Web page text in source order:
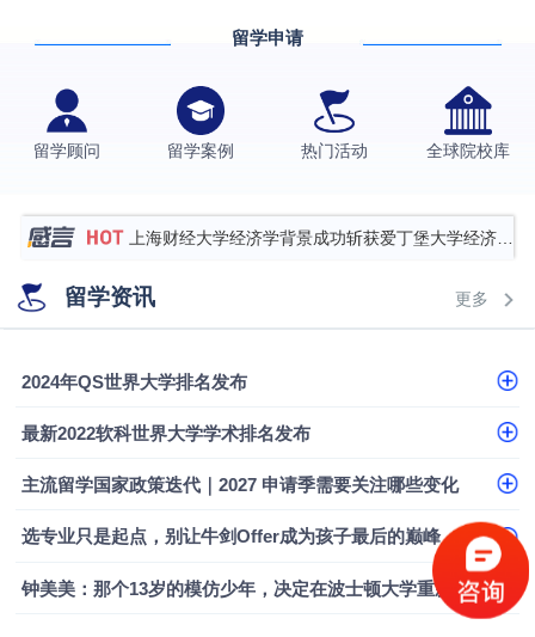
留学申请
留学顾问 留学案例 热门活动 全球院校库
格拉斯哥大学国际商务硕士录取案例
伯明翰大学数字媒体与创意产业硕士录取案例
Offer
上海财经大学经济学背景成功斩获爱丁堡大学经济学
硕士录取
数学背景的他，靠“供应链”故事敲开哥大、宾大之门
专科逆袭伦敦大学学院UCL录取案例解析
留学资讯 更多
2024年QS世界大学排名发布
最新2022软科世界大学学术排名发布
主流留学国家政策迭代｜2027 申请季需要关注哪些变化
选专业只是起点，别让牛剑Offer成为孩子最后的巅峰
钟美美：那个13岁的模仿少年，决定在波士顿大学重新定义自己